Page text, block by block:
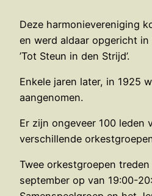
Deze harmonievereniging
en werd aldaar opgericht in
’Tot Steun in den Strijd’.
Enkele jaren later, in 1925
aangenomen.
Er zijn ongeveer 100 leden
verschillende
Twee orkestgroepen
september op van 19:00-